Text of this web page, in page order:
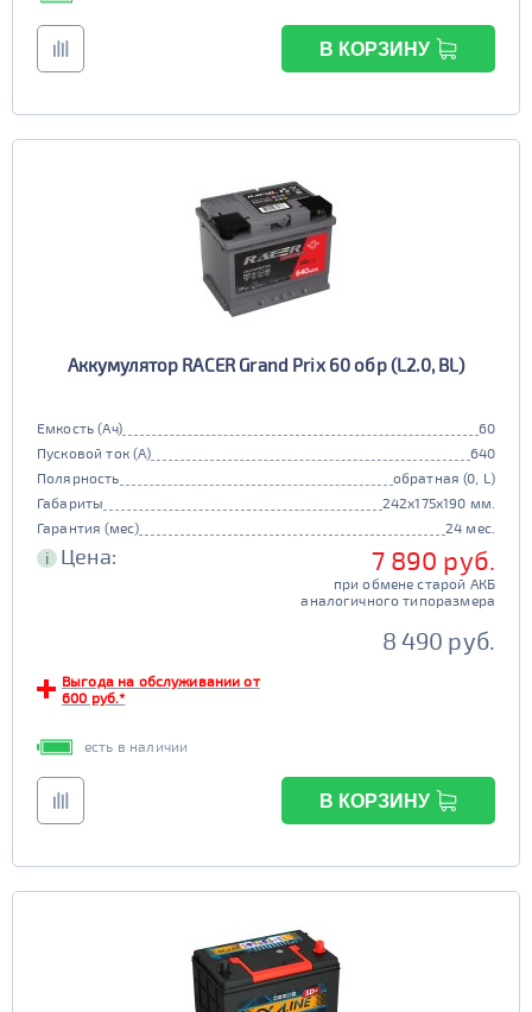
В КОРЗИНУ
Аккумулятор RACER Grand Prix 60 обр (L2.0, BL)
Емкость (Ач)
60
Пусковой ток (А)
640
Полярность
обратная (0, L)
Габариты
242x175x190 мм.
Гарантия (мес)
24 мес.
i Цена: 7 890 руб.
при обмене старой АКБ
аналогичного типоразмера
8 490 руб.
Выгода на обслуживании от
600 руб.*
есть в наличии
В КОРЗИНУ